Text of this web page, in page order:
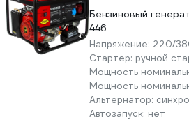
Бензиновый
446
Напряжение: 220/
Стартер: ручной
Мощность
Мощность
Альтернатор:
Автозапуск: нет